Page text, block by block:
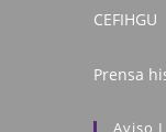
CEFIHGU
Prensa
Aviso